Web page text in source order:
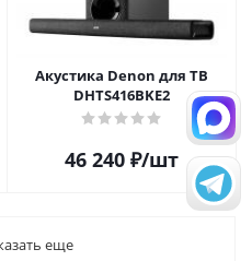
Акустика Denon для ТВ
DHTS416BKE2
46 240 ₽/шт
еще